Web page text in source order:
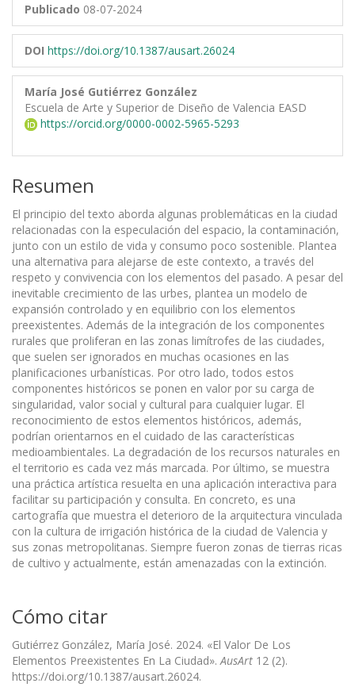
Publicado 08-07-2024
DOI https://doi.org/10.1387/ausart.26024
María José Gutiérrez González
Escuela de Arte y Superior de Diseño de Valencia EASD
https://orcid.org/0000-0002-5965-5293
Resumen
El principio del texto aborda algunas problemáticas en la ciudad
relacionadas con la especulación del espacio, la contaminación,
junto con un estilo de vida y consumo poco sostenible. Plantea
una alternativa para alejarse de este contexto, a través del
respeto y convivencia con los elementos del pasado. A pesar del
inevitable crecimiento de las urbes, plantea un modelo de
expansión controlado y en equilibrio con los elementos
preexistentes. Además de la integración de los componentes
rurales que proliferan en las zonas limítrofes de las ciudades,
que suelen ser ignorados en muchas ocasiones en las
planificaciones urbanísticas. Por otro lado, todos estos
componentes históricos se ponen en valor por su carga de
singularidad, valor social y cultural para cualquier lugar. El
reconocimiento de estos elementos históricos, además,
podrían orientarnos en el cuidado de las características
medioambientales. La degradación de los recursos naturales en
el territorio es cada vez más marcada. Por último, se muestra
una práctica artística resuelta en una aplicación interactiva para
facilitar su participación y consulta. En concreto, es una
cartografía que muestra el deterioro de la arquitectura vinculada
con la cultura de irrigación histórica de la ciudad de Valencia y
sus zonas metropolitanas. Siempre fueron zonas de tierras ricas
de cultivo y actualmente, están amenazadas con la extinción.
Cómo citar
Gutiérrez González, María José. 2024. «El Valor De Los
Elementos Preexistentes En La Ciudad».AusArt 12 (2).
https://doi.org/10.1387/ausart.26024.